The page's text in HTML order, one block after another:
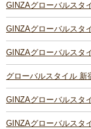
GINZAグローバルスタ
GINZAグローバルスタ
GINZAグローバルスタ
グローバルスタイル 新
GINZAグローバルスタ
GINZAグローバルスタ